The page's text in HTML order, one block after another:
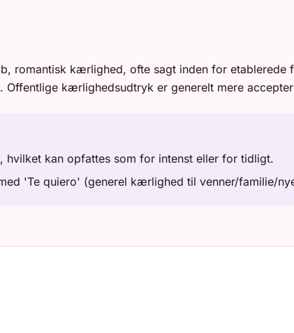
romantisk kærlighed, ofte sagt inden for
kærlighedsudtryk er generelt mere
kan opfattes som for intenst eller for tidligt.
'Te quiero' (generel kærlighed til venner/familie/